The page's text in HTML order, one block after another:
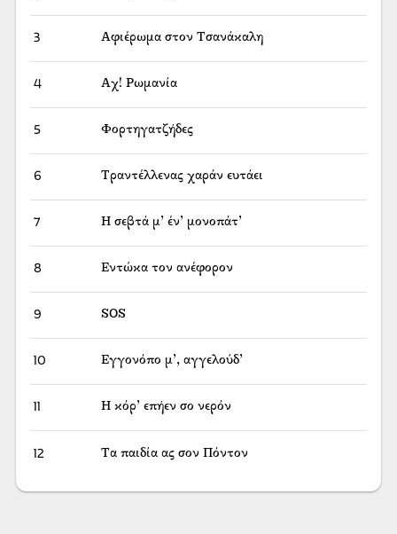
3 Αφιέρωμα στον Τσανάκαλη
4 Αχ! Ρωμανία
5 Φορτηγατζήδες
6 Τραντέλλενας χαράν ευτάει
7 Η σεβτά μ’ έν’ μονοπάτ’
8 Εντώκα τον ανέφορον
9 SOS
10 Εγγονόπο μ’, αγγελούδ’
11 Η κόρ’ επήεν σο νερόν
12 Τα παιδία ας σον Πόντον